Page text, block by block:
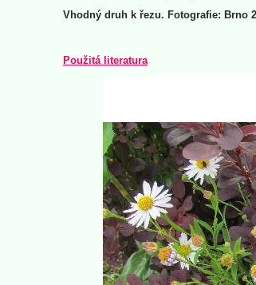
Vhodný druh k řezu. Fotografie: Brno
Použitá literatura